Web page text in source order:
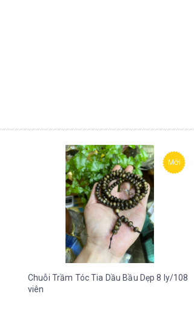
Mới
Chuỗi Trầm Tóc Tia Dầu Bầu Dẹp 8 ly/108
viên